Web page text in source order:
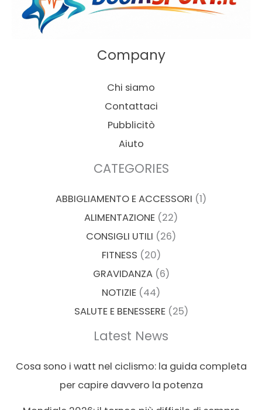
Company
Chi siamo
Contattaci
Pubblicitò
Aiuto
CATEGORIES
ABBIGLIAMENTO E ACCESSORI (1)
ALIMENTAZIONE (22)
CONSIGLI UTILI (26)
FITNESS (20)
GRAVIDANZA(6)
NOTIZIE (44)
SALUTE E BENESSERE(25)
Latest News
Cosa sono i watt nel ciclismo: la guida completa
per capire davvero la potenza